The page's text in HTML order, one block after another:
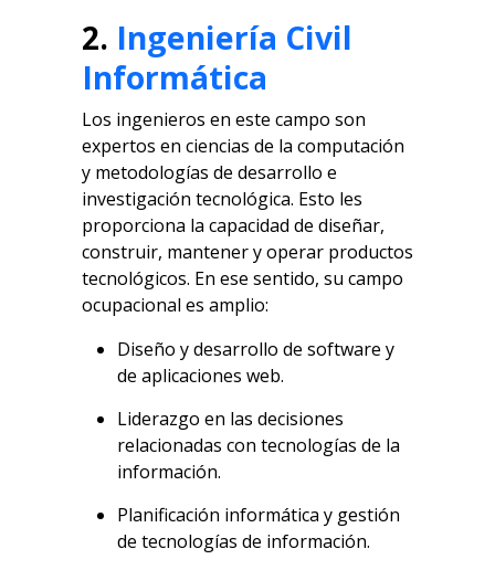
2. Ingeniería Civil
Informática
Los ingenieros en este campo son
expertos en ciencias de la computación
y metodologías de desarrollo e
investigación tecnológica. Esto les
proporciona la capacidad de diseñar,
construir, mantener y operar productos
tecnológicos. En ese sentido, su campo
ocupacional es amplio:
Diseño y desarrollo de software y
de aplicaciones web.
Liderazgo en las decisiones
relacionadas con tecnologías de la
información.
Planificación informática y gestión
de tecnologías de información.